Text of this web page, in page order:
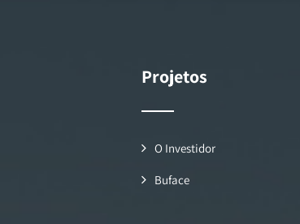
Projetos
O Investidor
Buface